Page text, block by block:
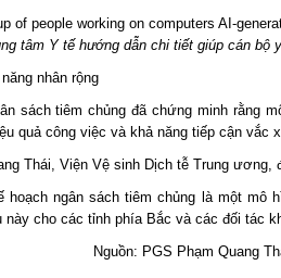
tâm Y tế hướng dẫn chi tiết giúp cán bộ
nhân rộng
sách tiêm chủng đã chứng minh rằng
quả công việc và khả năng tiếp cận vắc
Thái, Viện Vệ sinh Dịch tễ Trung ương,
hoạch ngân sách tiêm chủng là một mô
này cho các tỉnh phía Bắc và các đối tác
Nguồn: PGS Phạm Quang